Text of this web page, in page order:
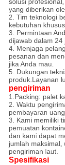
solusi
yang diberikan
2. Tim teknologi
kebutuhan
3. Permintaan
dijawab dalam 24
4. Menjaga
pesanan dan
jika Anda mau.
5. Dukungan
produk.Layanan
pengiriman
1.Packing: palet
2. Waktu
pembayaran
3. Kami memiliki
pemuatan
dan kami dapat
jumlah
pengiriman laut.
Spesifikasi